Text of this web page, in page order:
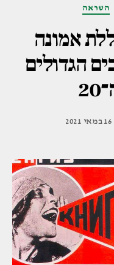
השראה
אמונה
הגדולים
16 במאי 2021